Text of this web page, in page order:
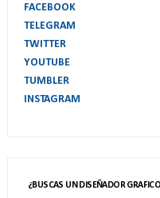
FACEBOOK
TELEGRAM
TWITTER
YOUTUBE
TUMBLER
INSTAGRAM
¿BUSCAS UN DISEÑADOR